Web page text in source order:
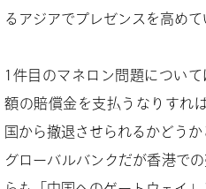
るアジアでプレゼンスを高めて
1件目のマネロン問題につい
額の賠償金を支払うなりすれ
国から撤退させられるかどう
グローバルバンクだが香港で